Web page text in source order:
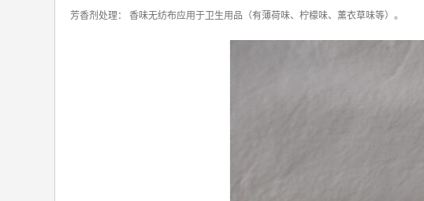
芳香剂处理： 香味无纺布应用于卫生用品（有薄荷味、柠檬味、薰衣草味等）。